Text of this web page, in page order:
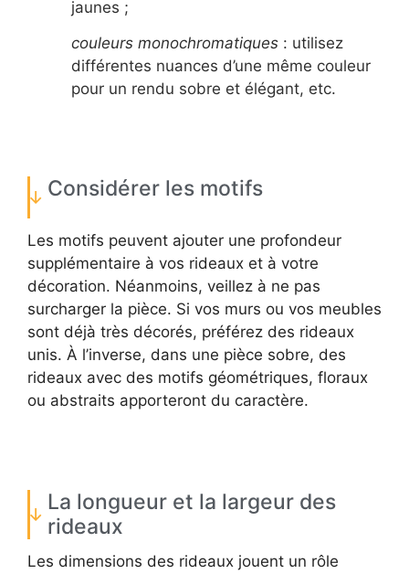
jaunes ;
couleurs monochromatiques : utilisez
différentes nuances d’une même couleur
pour un rendu sobre et élégant, etc.
Considérer les motifs
Les motifs peuvent ajouter une profondeur
supplémentaire à vos rideaux et à votre
décoration. Néanmoins, veillez à ne pas
surcharger la pièce. Si vos murs ou vos meubles
sont déjà très décorés, préférez des rideaux
unis. À l’inverse, dans une pièce sobre, des
rideaux avec des motifs géométriques, floraux
ou abstraits apporteront du caractère.
La longueur et la largeur des
rideaux
Les dimensions des rideaux jouent un rôle